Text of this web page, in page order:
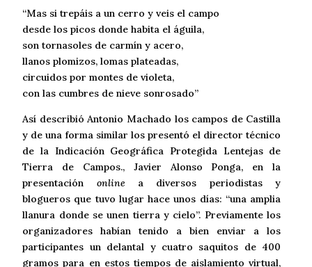
“Mas si trepáis a un cerro y veis el campo
desde los picos donde habita el águila,
son tornasoles de carmín y acero,
llanos plomizos, lomas plateadas,
circuidos por montes de violeta,
con las cumbres de nieve sonrosado”
Así describió Antonio Machado los campos de Castilla
y de una forma similar los presentó el director técnico
de la Indicación Geográfica Protegida Lentejas de
Tierra de Campos., Javier Alonso Ponga, en la
presentación online a diversos periodistas y
blogueros que tuvo lugar hace unos días: “una amplia
llanura donde se unen tierra y cielo”. Previamente los
organizadores habían tenido a bien enviar a los
participantes un delantal y cuatro saquitos de 400
gramos para en estos tiempos de aislamiento virtual,